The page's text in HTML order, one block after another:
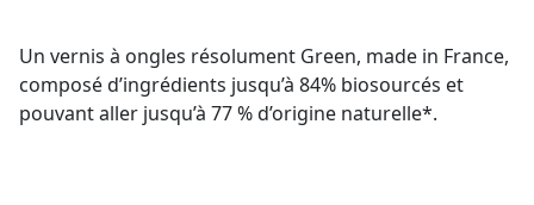
Un vernis à ongles résolument Green, made in France,
composé d’ingrédients jusqu’à 84% biosourcés et
pouvant aller jusqu’à 77 % d’origine naturelle*.